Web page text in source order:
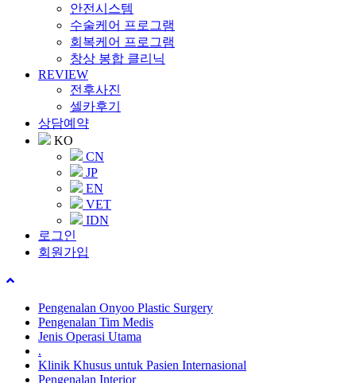
안전시스템
수술케어 프로그램
회복케어 프로그램
창상 봉합 클리닉
REVIEW
전후사진
셀카후기
상담예약
KO
CN
JP
EN
VET
IDN
로그인
회원가입
Pengenalan Onyoo Plastic Surgery
Pengenalan Tim Medis
Jenis Operasi Utama
.
Klinik Khusus untuk Pasien Internasional
Pengenalan Interior